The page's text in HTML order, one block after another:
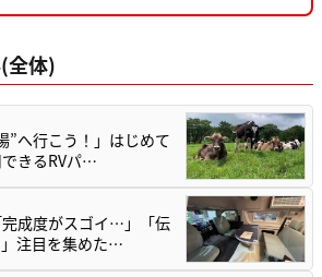
全体)
”へ行こう！」はじめて
きるRVパ…
完成度がスゴイ…」「伝
注目を集めた…